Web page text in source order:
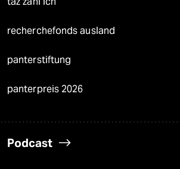
recherchefonds ausland
panterstiftung
panterpreis 2026
Podcast